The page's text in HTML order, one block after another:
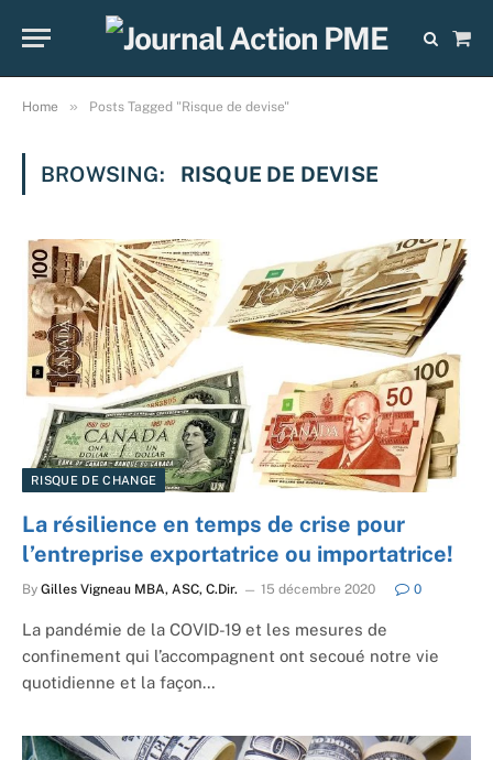
Cart
Home » Posts Tagged "Risque de devise"
BROWSING: RISQUE DE DEVISE
RISQUE DE CHANGE
La résilience en temps de crise pour
l’entreprise exportatrice ou importatrice!
By Gilles Vigneau MBA, ASC, C.Dir. 15 décembre 2020 0
La pandémie de la COVID-19 et les mesures de
confinement qui l’accompagnent ont secoué notre vie
quotidienne et la façon…